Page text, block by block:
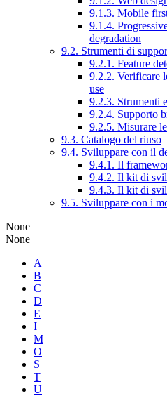
9.1.3. Mobile
9.1.4.
degradation
9.2. Strumenti di
9.2.1. Feature
9.2.2. Verificare
use
9.2.3. Strumenti
9.2.4. Supporto
9.2.5. Misurare
9.3. Catalogo del riuso
9.4. Sviluppare con il
9.4.1. Il
9.4.2. Il kit di
9.4.3. Il kit di
9.5. Sviluppare con i
None
None
A
B
C
D
E
I
M
O
S
T
U